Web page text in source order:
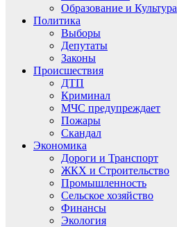
Образование и Культура
Политика
Выборы
Депутаты
Законы
Происшествия
ДТП
Криминал
МЧС предупреждает
Пожары
Скандал
Экономика
Дороги и Транспорт
ЖКХ и Строительство
Промышленность
Сельское хозяйство
Финансы
Экология